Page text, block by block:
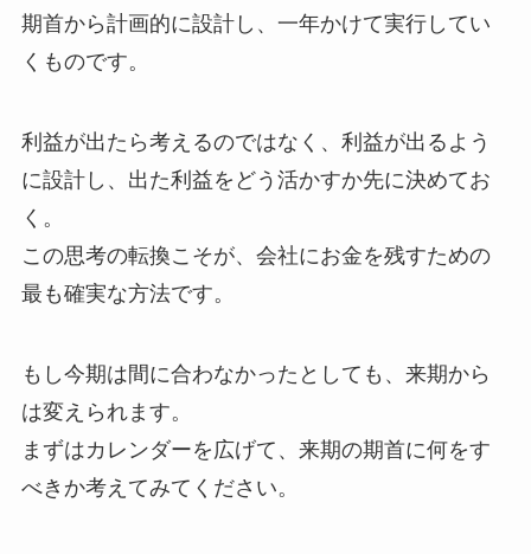
期首から計画的に設計し、一年かけて実行してい
くものです。
利益が出たら考えるのではなく、利益が出るよう
に設計し、出た利益をどう活かすか先に決めてお
く。
この思考の転換こそが、会社にお金を残すための
最も確実な方法です。
もし今期は間に合わなかったとしても、来期から
は変えられます。
まずはカレンダーを広げて、来期の期首に何をす
べきか考えてみてください。